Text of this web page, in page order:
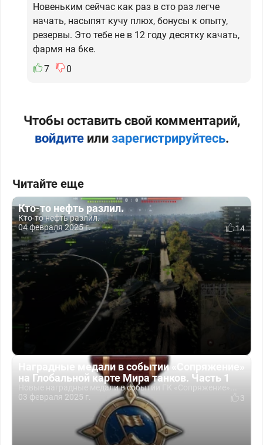
Новеньким сейчас как раз в сто раз легче
начать, насыпят кучу плюх, бонусы к опыту,
резервы. Это тебе не в 12 году десятку качать,
фармя на 6ке.
7
0
Чтобы оставить свой комментарий,
войдитеили зарегистрируйтесь.
Читайте еще
Кто-то нефть разлил.
Кто-то нефть разлил.
04 февраля 2025 г.
14
Наградные медали в событии «Сопряжение»
на Глобальной карте Мира танков. Часть 1
Новые наградные медали в событии ГК «Сопряжение»...
03 февраля 2025 г.
3